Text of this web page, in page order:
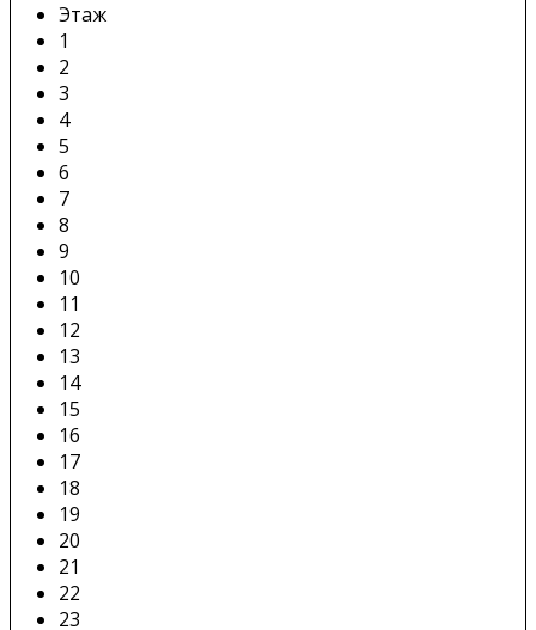
Этаж
1
2
3
4
5
6
7
8
9
10
11
12
13
14
15
16
17
18
19
20
21
22
23